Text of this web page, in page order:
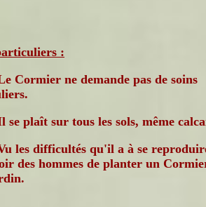
:
Cormier ne demande pas de soins
se plaît sur tous les sols, même
les difficultés qu'il a à se
des hommes de planter un